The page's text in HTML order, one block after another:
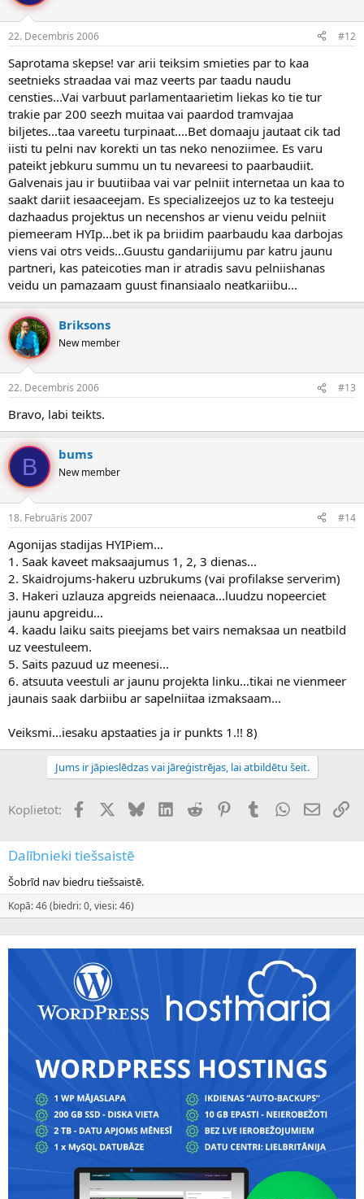
22. Decembris 2006 #12
Saprotama skepse! var arii teiksim smieties par to kaa
seetnieks straadaa vai maz veerts par taadu naudu
censties...Vai varbuut parlamentaarietim liekas ko tie tur
trakie par 200 seezh muitaa vai paardod tramvajaa
biljetes...taa vareetu turpinaat....Bet domaaju jautaat cik tad
iisti tu pelni nav korekti un tas neko nenoziimee. Es varu
pateikt jebkuru summu un tu nevareesi to paarbaudiit.
Galvenais jau ir buutiibaa vai var pelniit internetaa un kaa to
saakt dariit iesaaceejam. Es specializeejos uz to ka testeeju
dazhaadus projektus un necenshos ar vienu veidu pelniit
piemeeram HYIp...bet ik pa briidim paarbaudu kaa darbojas
viens vai otrs veids...Guustu gandariijumu par katru jaunu
partneri, kas pateicoties man ir atradis savu pelniishanas
veidu un pamazaam guust finansiaalo neatkariibu...
Briksons
New member
22. Decembris 2006 #13
Bravo, labi teikts.
B bums
New member
18. Februāris 2007 #14
Agonijas stadijas HYIPiem...
1. Saak kaveet maksaajumus 1, 2, 3 dienas...
2. Skaidrojums-hakeru uzbrukums (vai profilakse serverim)
3. Hakeri uzlauza apgreids neienaaca...luudzu nopeerciet
jaunu apgreidu...
4. kaadu laiku saits pieejams bet vairs nemaksaa un neatbild
uz veestuleem.
5. Saits pazuud uz meenesi...
6. atsuuta veestuli ar jaunu projekta linku...tikai ne vienmeer
jaunais saak darbiibu ar sapelniitaa izmaksaam...
Veiksmi...iesaku apstaaties ja ir punkts 1.!! 8)
Jums ir jāpieslēdzas vai jāreģistrējas, lai atbildētu šeit.
Koplietot: FacebookX (Twitter)
BlueskyLinkedInReddit PinterestTumblrWhatsApp
E-pasts
Dalībnieki tiešsaistē
Šobrīd nav biedru tiešsaistē.
Kopā: 46 (biedri: 0, viesi: 46)